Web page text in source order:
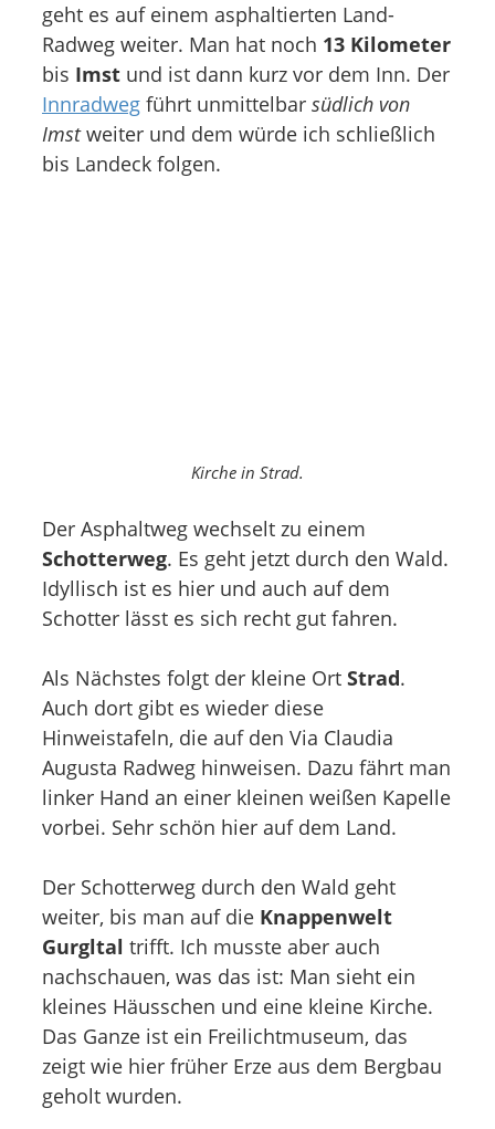
geht es auf einem asphaltierten Land-
Radweg weiter. Man hat noch 13 Kilometer
bis Imst und ist dann kurz vor dem Inn. Der
Innradweg führt unmittelbar südlich von
Imstweiter und dem würde ich schließlich
bis Landeck folgen.
Kirche in Strad.
Der Asphaltweg wechselt zu einem
Schotterweg. Es geht jetzt durch den Wald.
Idyllisch ist es hier und auch auf dem
Schotter lässt es sich recht gut fahren.
Als Nächstes folgt der kleine Ort Strad.
Auch dort gibt es wieder diese
Hinweistafeln, die auf den Via Claudia
Augusta Radweg hinweisen. Dazu fährt man
linker Hand an einer kleinen weißen Kapelle
vorbei. Sehr schön hier auf dem Land.
Der Schotterweg durch den Wald geht
weiter, bis man auf die Knappenwelt
Gurgltal trifft. Ich musste aber auch
nachschauen, was das ist: Man sieht ein
kleines Häusschen und eine kleine Kirche.
Das Ganze ist ein Freilichtmuseum, das
zeigt wie hier früher Erze aus dem Bergbau
geholt wurden.